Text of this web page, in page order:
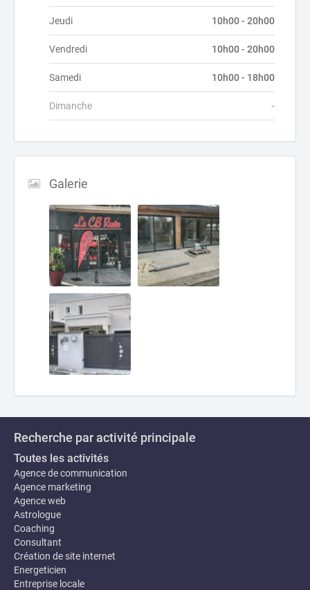
Jeudi 10h00 - 20h00
Vendredi 10h00 - 20h00
Samedi 10h00 - 18h00
Dimanche -
Galerie
Recherche par activité principale
Toutes les activités
Agence de communication
Agence marketing
Agence web
Astrologue
Coaching
Consultant
Création de site internet
Energeticien
Entreprise locale